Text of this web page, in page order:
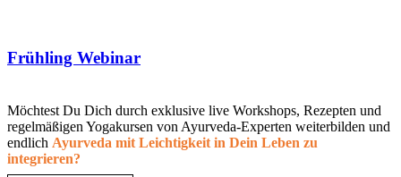
Frühling Webinar
Möchtest Du Dich durch exklusive live Workshops, Rezepten und
regelmäßigen Yogakursen von Ayurveda-Experten weiterbilden und
endlich Ayurveda mit Leichtigkeit in Dein Leben zu
integrieren?